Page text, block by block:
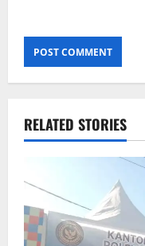
RELATED STORIES